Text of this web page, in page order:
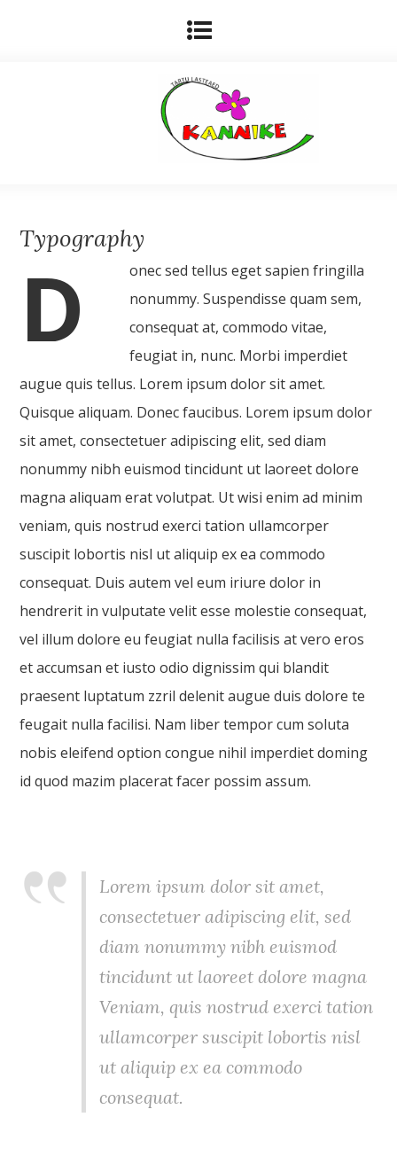
Typography
D
onec sed tellus eget sapien fringilla
nonummy. Suspendisse quam sem,
consequat at, commodo vitae,
feugiat in, nunc. Morbi imperdiet
augue quis tellus. Lorem ipsum dolor sit amet.
Quisque aliquam. Donec faucibus. Lorem ipsum dolor
sit amet, consectetuer adipiscing elit, sed diam
nonummy nibh euismod tincidunt ut laoreet dolore
magna aliquam erat volutpat. Ut wisi enim ad minim
veniam, quis nostrud exerci tation ullamcorper
suscipit lobortis nisl ut aliquip ex ea commodo
consequat. Duis autem vel eum iriure dolor in
hendrerit in vulputate velit esse molestie consequat,
vel illum dolore eu feugiat nulla facilisis at vero eros
et accumsan et iusto odio dignissim qui blandit
praesent luptatum zzril delenit augue duis dolore te
feugait nulla facilisi. Nam liber tempor cum soluta
nobis eleifend option congue nihil imperdiet doming
id quod mazim placerat facer possim assum.
Lorem ipsum dolor sit amet,
consectetuer adipiscing elit, sed
diam nonummy nibh euismod
tincidunt ut laoreet dolore magna
Veniam, quis nostrud exerci tation
ullamcorper suscipit lobortis nisl
ut aliquip ex ea commodo
consequat.